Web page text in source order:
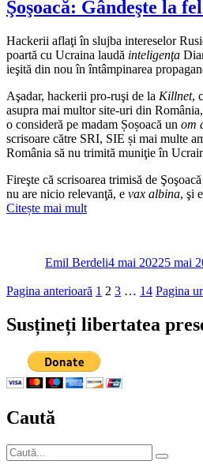
Şoşoacă: Gândeşte la
Hackerii aflaţi în slujba intereselor
poartă cu Ucraina laudă inteligenţa
ieşită din nou în întâmpinarea
Aşadar, hackerii pro-ruşi de la Killnet,
asupra mai multor site-uri din
o consideră pe madam Șoșoacă un om
scrisoare către SRI, SIE și mai multe
România să nu trimită muniţie în
Fireşte că scrisoarea trimisă de Şoşoacă
nu are nicio relevanţă, e vax albina, şi
Citește mai mult
Emil Berdeli4 mai 20225 mai
Paginație
articole
Pagina anterioară Pagină
1 Pagină
2 Pagină
3 … Pagină
14 Pagina
Susțineți libertatea
Caută
Caută
după:
Căutare